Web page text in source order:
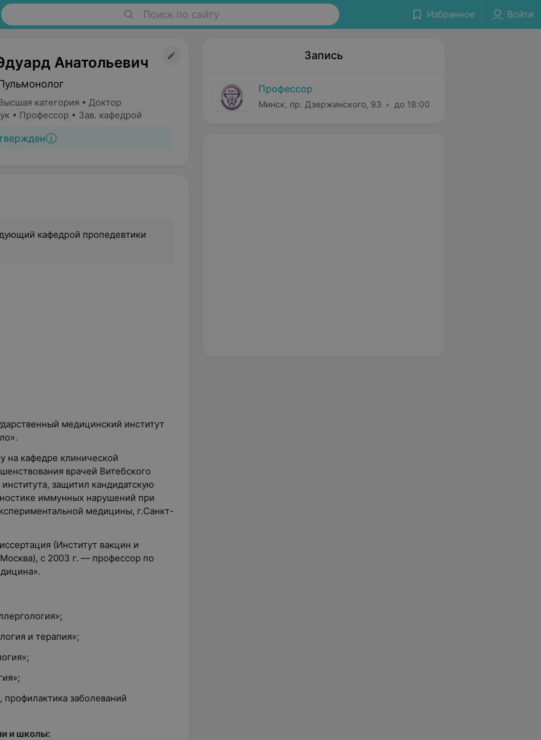
Поиск по сайту Избранное Войти
Анатольевич
категория • Доктор
• Профессор • Зав. кафедрой
кафедрой пропедевтики
медицинский институт
на кафедре клинической
врачей Витебского
защитил кандидатскую
иммунных нарушений при
медицины, г.Санкт-
(Институт вакцин и
с 2003 г. — профессор по
и терапия»;
заболеваний
и школы:
Запись
Профессор
Минск, пр. Дзержинского, 93 до 18:00